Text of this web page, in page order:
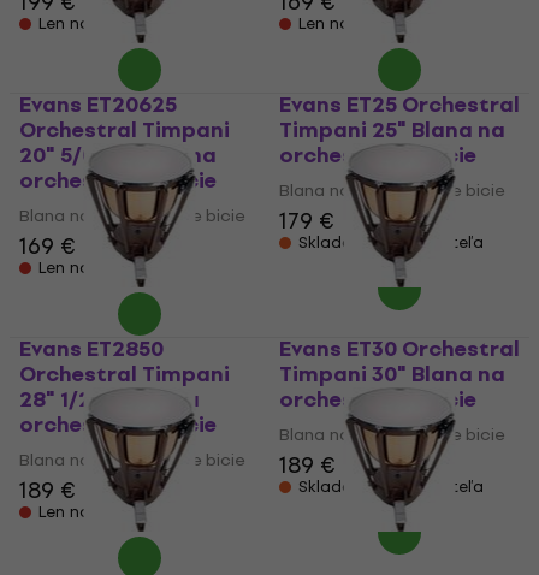
Len na objednávku Len na objednávku
Evans ET20625
Orchestral Timpani
20" 5/08" Blana na
orchestrálne bicie
Blana na orchestrálne bicie
169 €
Len na objednávku
Evans ET25 Orchestral
Timpani 25" Blana na
orchestrálne bicie
Blana na orchestrálne bicie
179 €
Skladom u dodávateľa
Evans ET2850
Orchestral Timpani
28" 1/2" Blana na
orchestrálne bicie
Blana na orchestrálne bicie
189 €
Len na objednávku
Evans ET30 Orchestral
Timpani 30" Blana na
orchestrálne bicie
Blana na orchestrálne bicie
189 €
Skladom u dodávateľa